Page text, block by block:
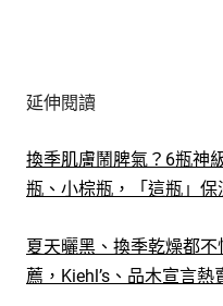
延伸閱讀
換季肌膚鬧脾氣？6瓶神
瓶、小棕瓶，「這瓶」保
夏天曬黑、換季乾燥都
薦，Kiehl’s、品木宣言熱